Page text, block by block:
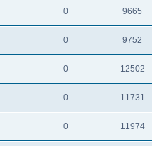
0 9665
0 9752
0 12502
0 11731
0 11974